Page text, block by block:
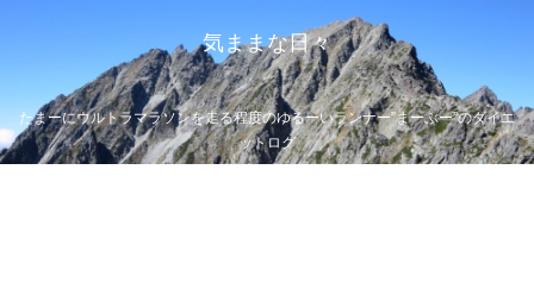
気ままな日々
たまーにウルトラマラソンを走る程度のゆるーいランナー”まーぶー”のダイエ
ットログ